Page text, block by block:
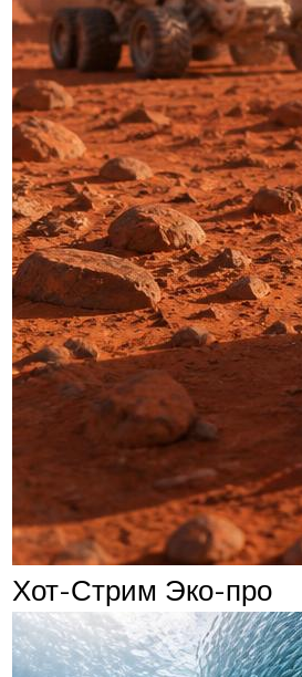
Хот-Стрим Эко-про